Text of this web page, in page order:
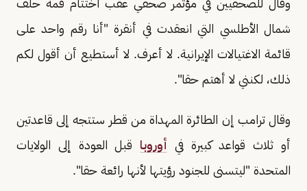
وقال للصحفيين في مؤتمر صحفي عقب اختتام قمة حلف
شمال الأطلسي التي انعقدت في أنقرة "أنا رقم واحد على
قائمة الاغتيالات الإيرانية. لا أعرف. لا أستطيع أن أقول لكم
ذلك، لكنني لا أهتم حقا".
وقال ترامب إن الطائرة المهداة من قطر ستتجه إلى قاعدتين
أو ثلاث قواعد كبيرة في أوروبا قبل العودة إلى الولايات
المتحدة "ليتسنى للجنود رؤيتها لأنها رائعة حقا".